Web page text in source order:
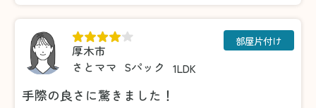
厚木市
さとママ Sパック 1LDK
部屋片付け
手際の良さに驚きました！